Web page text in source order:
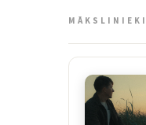
MĀKSLINIEKI